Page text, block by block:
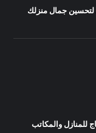
لتحسين جمال منزلك
للمنازل والمكاتب